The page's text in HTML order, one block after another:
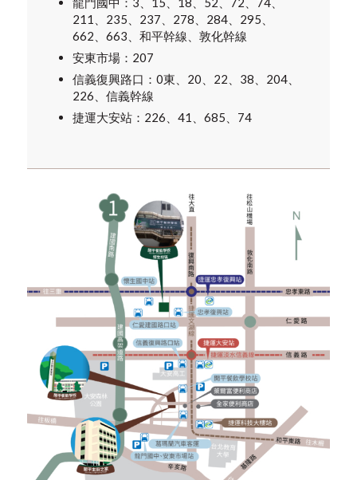
211、235、237、278、284、295、
662、663、和平幹線、敦化幹線
安東市場：207
信義復興路口：0東、20、22、38、204、
226、信義幹線
捷運大安站：226、41、685、74